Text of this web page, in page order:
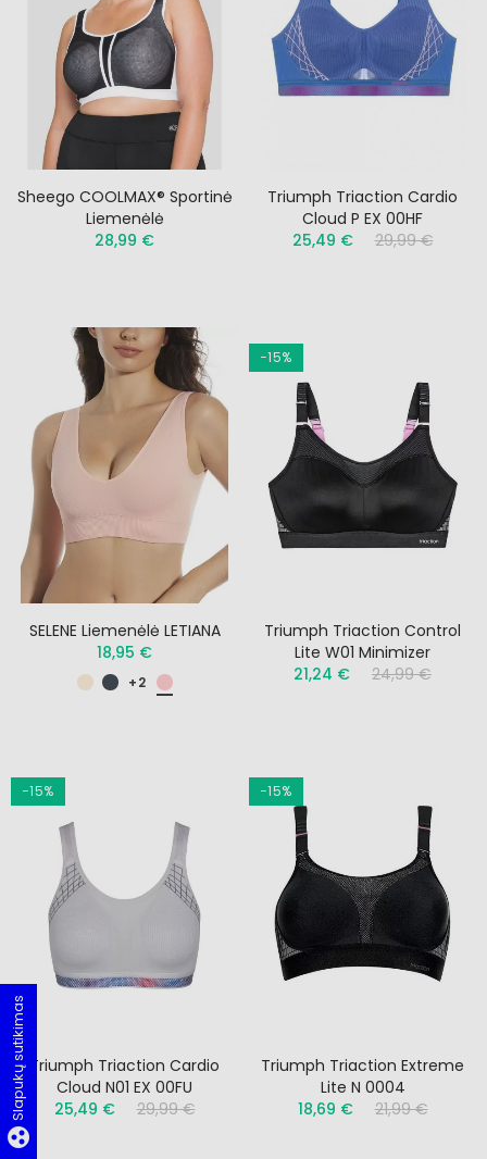
Sheego COOLMAX® Sportinė
Liemenėlė
28,99 €
Triumph Triaction Cardio
Cloud P EX 00HF
25,49 €
29,99 €
SELENE Liemenėlė LETIANA
18,95 €
+2
−15%
Triumph Triaction Control
Lite W01 Minimizer
21,24 €
24,99 €
−15%
Triumph Triaction Cardio
Cloud N01 EX 00FU
25,49 €
29,99 €
−15%
Triumph Triaction Extreme
Lite N 0004
18,69 €
21,99 €
group_work
Slapukų sutikimas